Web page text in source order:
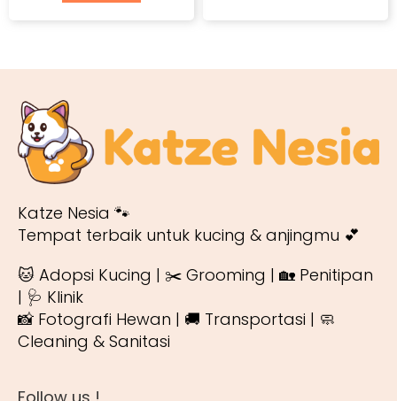
Katze Nesia 🐾
Tempat terbaik untuk kucing & anjingmu 💕
🐱 Adopsi Kucing | ✂️ Grooming | 🏡 Penitipan
| 🩺 Klinik
📸 Fotografi Hewan | 🚚 Transportasi | 🧼
Cleaning & Sanitasi